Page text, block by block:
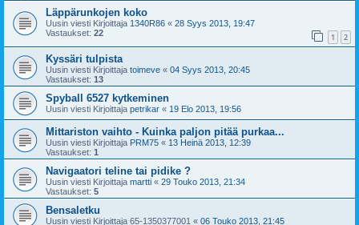
Läppärunkojen koko
Uusin viesti Kirjoittaja 1340R86 « 28 Syys 2013, 19:47
Vastaukset: 22 1 2
Kyssäri tulpista
Uusin viesti Kirjoittaja toimeve « 04 Syys 2013, 20:45
Vastaukset: 13
Spyball 6527 kytkeminen
Uusin viesti Kirjoittaja petrikar « 19 Elo 2013, 19:56
Mittariston vaihto - Kuinka paljon pitää purkaa...
Uusin viesti Kirjoittaja PRM75 « 13 Heinä 2013, 12:39
Vastaukset: 1
Navigaatori teline tai pidike ?
Uusin viesti Kirjoittaja martti « 29 Touko 2013, 21:34
Vastaukset: 5
Bensaletku
Uusin viesti Kirjoittaja 65-1350377001 « 06 Touko 2013, 21:45